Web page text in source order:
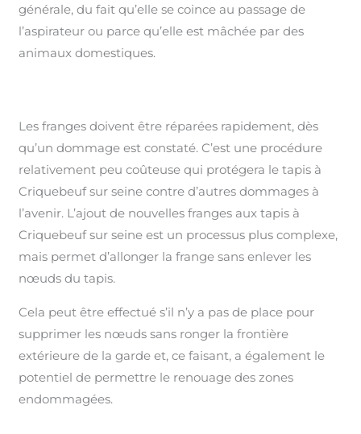
générale, du fait qu’elle se coince au passage de
l’aspirateur ou parce qu’elle est mâchée par des
animaux domestiques.
Les franges doivent être réparées rapidement, dès
qu’un dommage est constaté. C’est une procédure
relativement peu coûteuse qui protégera le tapis à
Criquebeuf sur seine contre d’autres dommages à
l’avenir. L’ajout de nouvelles franges aux tapis à
Criquebeuf sur seine est un processus plus complexe,
mais permet d’allonger la frange sans enlever les
nœuds du tapis.
Cela peut être effectué s’il n’y a pas de place pour
supprimer les nœuds sans ronger la frontière
extérieure de la garde et, ce faisant, a également le
potentiel de permettre le renouage des zones
endommagées.